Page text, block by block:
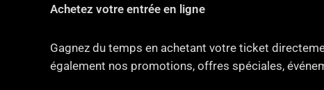
Achetez votre entrée en ligne
Gagnez du temps en achetant votre ticket
également nos promotions, offres spéciales,